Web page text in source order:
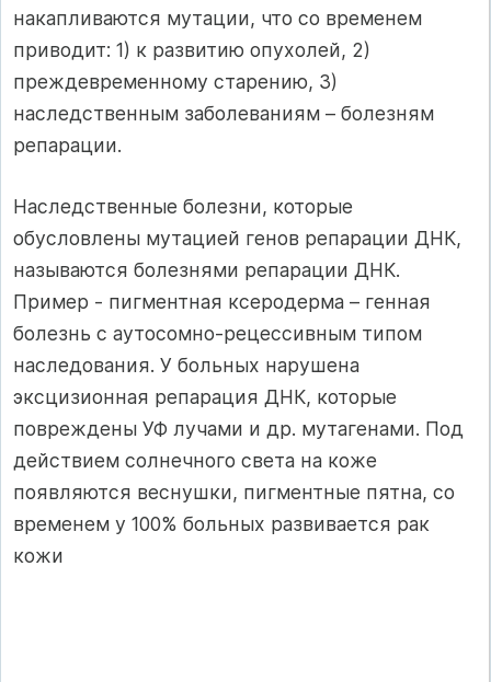
накапливаются мутации, что со временем
приводит: 1) к развитию опухолей, 2)
преждевременному старению, 3)
наследственным заболеваниям – болезням
репарации.
Наследственные болезни, которые
обусловлены мутацией генов репарации ДНК,
называются болезнями репарации ДНК.
Пример - пигментная ксеродерма – генная
болезнь с аутосомно-рецессивным типом
наследования. У больных нарушена
эксцизионная репарация ДНК, которые
повреждены УФ лучами и др. мутагенами. Под
действием солнечного света на коже
появляются веснушки, пигментные пятна, со
временем у 100% больных развивается рак
кожи